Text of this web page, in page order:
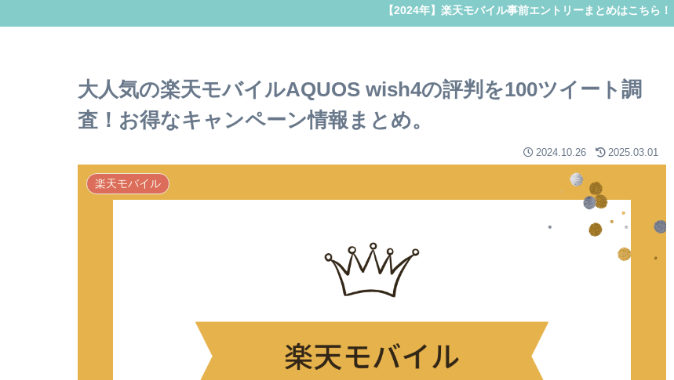
【2024年】楽天モバイル事前エントリーまとめはこちら！
大人気の楽天モバイルAQUOS wish4の評判を100ツイート調
査！お得なキャンペーン情報まとめ。
2024.10.26 2025.03.01
楽天モバイル